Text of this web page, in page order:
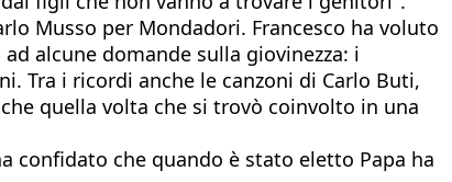
Musso per Mondadori. Francesco ha voluto
alcune domande sulla giovinezza: i
Tra i ricordi anche le canzoni di Carlo Buti,
quella volta che si trovò coinvolto in una
confidato che quando è stato eletto Papa ha